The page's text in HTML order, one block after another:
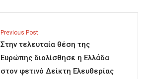
Previous Post
Στην τελευταία θέση της
Ευρώπης διολίσθησε η Ελλάδα
στον φετινό Δείκτη Ελευθερίας